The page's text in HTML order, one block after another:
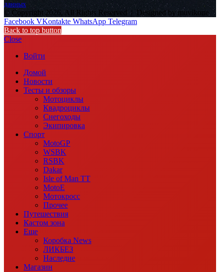
данных
© Copyright 2026, All Rights Reserved | Designed by muvikone
Facebook VKontakte WhatsApp Telegram
Back to top button
Close
Войти
Домой
Новости
Тесты и обзоры
Мотоциклы
Квадроциклы
Снегоходы
Экипировка
Спорт
MotoGP
WSBK
RSBK
Dakar
Isle of Man TT
MotoE
Мотокросс
Прочее
Путешествия
Кастом зона
Еще
Коробка News
ЛИКБЕЗ
Наследие
Магазин